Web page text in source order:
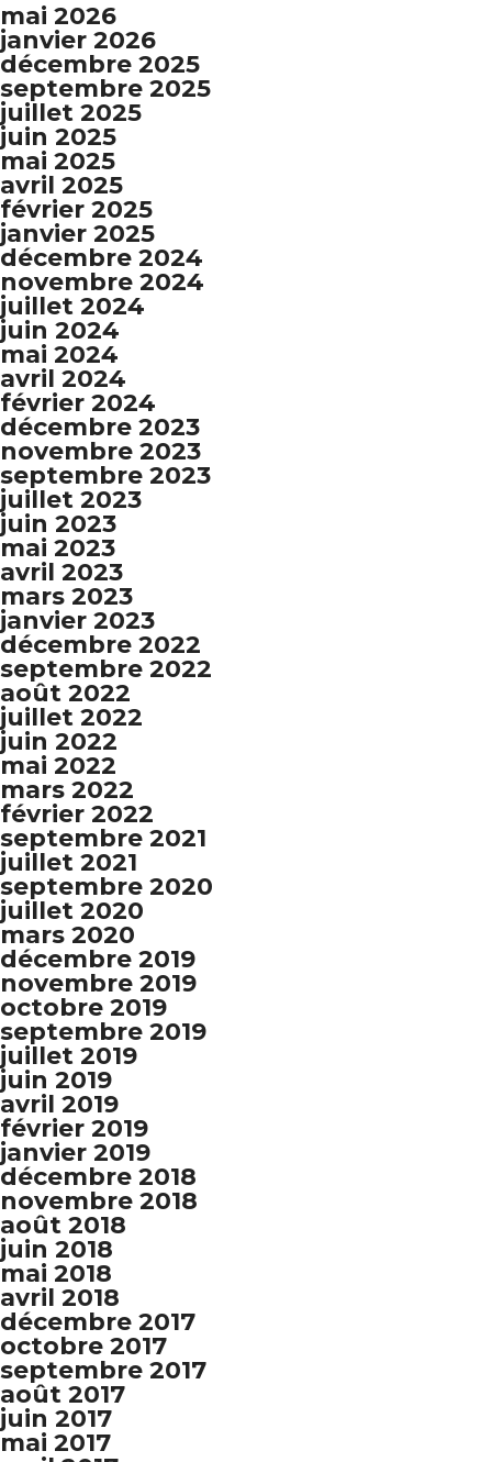
mai 2026
janvier 2026
décembre 2025
septembre 2025
juillet 2025
juin 2025
mai 2025
avril 2025
février 2025
janvier 2025
décembre 2024
novembre 2024
juillet 2024
juin 2024
mai 2024
avril 2024
février 2024
décembre 2023
novembre 2023
septembre 2023
juillet 2023
juin 2023
mai 2023
avril 2023
mars 2023
janvier 2023
décembre 2022
septembre 2022
août 2022
juillet 2022
juin 2022
mai 2022
mars 2022
février 2022
septembre 2021
juillet 2021
septembre 2020
juillet 2020
mars 2020
décembre 2019
novembre 2019
octobre 2019
septembre 2019
juillet 2019
juin 2019
avril 2019
février 2019
janvier 2019
décembre 2018
novembre 2018
août 2018
juin 2018
mai 2018
avril 2018
décembre 2017
octobre 2017
septembre 2017
août 2017
juin 2017
mai 2017